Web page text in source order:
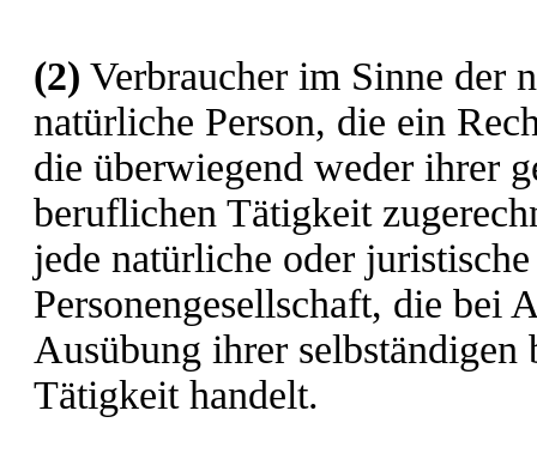
(2) Verbraucher im Sinne der
natürliche Person, die ein
die überwiegend weder ihrer
beruflichen Tätigkeit
jede natürliche oder
Personengesellschaft, die bei
Ausübung ihrer
Tätigkeit handelt.